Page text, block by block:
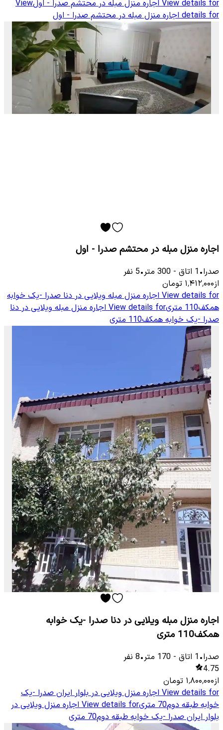
View details for اجاره منزل مبله در محتشم صدرا - اولView
details for اجاره منزل مبله در محتشم صدرا - اول
اجاره منزل مبله در محتشم صدرا - اول
صدرا•
1 اتاق -
300 متر•
5 نفر
از۱٬۴۱۲٬۰۰۰ تومان
View details for اجاره منزل مبله ویلایی در دنا صدرا -یک خوابه
همکف110 متری
View details for اجاره منزل مبله ویلایی در دنا
صدرا -یک خوابه همکف110 متری
اجاره منزل مبله ویلایی در دنا صدرا -یک خوابه
همکف110 متری
صدرا•
1 اتاق -
170 متر•
8 نفر
4.75
از۱٬۸۰۰٬۰۰۰ تومان
View details for اجاره منزل ویلایی در بلوار ایران صدرا -یک
خوابه طبقه دوم70 متری
View details for اجاره منزل ویلایی در
بلوار ایران صدرا -یک خوابه طبقه دوم70 متری